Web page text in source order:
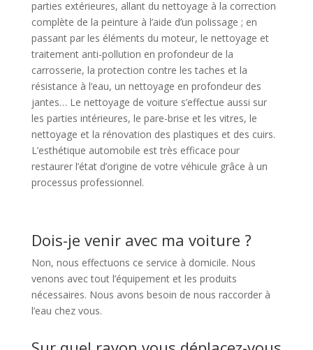
parties extérieures, allant du nettoyage à la correction
complète de la peinture à l’aide d’un polissage ; en
passant par les éléments du moteur, le nettoyage et
traitement anti-pollution en profondeur de la
carrosserie, la protection contre les taches et la
résistance à l’eau, un nettoyage en profondeur des
jantes… Le nettoyage de voiture s’effectue aussi sur
les parties intérieures, le pare-brise et les vitres, le
nettoyage et la rénovation des plastiques et des cuirs.
L’esthétique automobile est très efficace pour
restaurer l’état d’origine de votre véhicule grâce à un
processus professionnel.
Dois-je venir avec ma voiture ?
Non, nous effectuons ce service à domicile. Nous
venons avec tout l’équipement et les produits
nécessaires. Nous avons besoin de nous raccorder à
l’eau chez vous.